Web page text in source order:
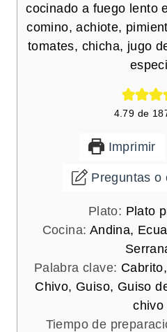
cocinado a fuego lento
comino, achiote,
tomates, chicha, jugo
4.79 de
Imprimir
Preguntas o
Plato: Plato
Cocina: Andina,
Palabra clave:
Chivo, Guiso, Guiso
chivo
Tiempo de